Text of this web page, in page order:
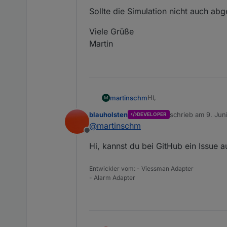
Sollte die Simulation nicht auch
Viele Grüße
Martin
M martinschmHi,
Mir ist aufgefallen, das
gehen weiter an und
Offline
blauholsten DEVELOPER schrieb am 9.
zuletzt editiert von
@martinschm
Hi, kannst du bei GitHub ein Issue
Entwickler vom: - Viessman Adapter
- Alarm Adapter